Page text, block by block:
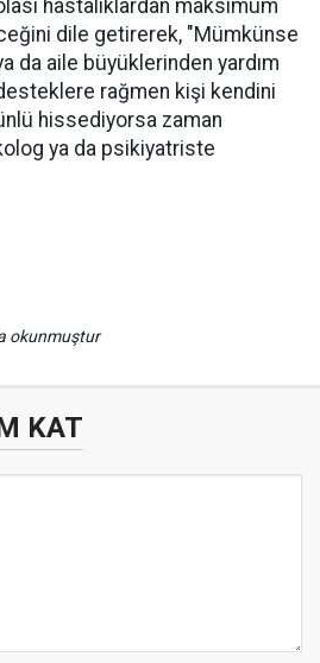
hastalıklardan maksimum
dile getirerek, "Mümkünse
da aile büyüklerinden yardım
desteklere rağmen kişi kendini
hissediyorsa zaman
ya da psikiyatriste
okunmuştur
KAT